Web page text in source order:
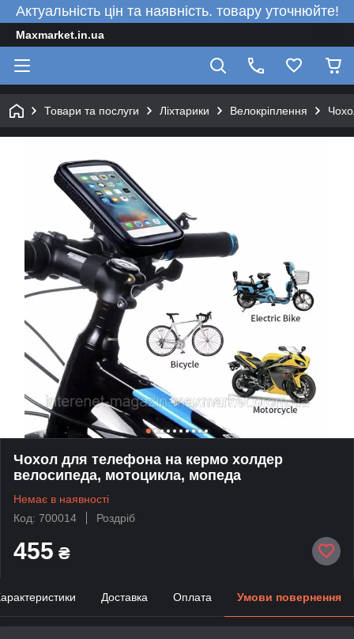
Актуальність цін та наявність. товару уточнюйте!
Maxmarket.in.ua
Товари та послуги Ліхтарики Велокріплення
Чохол для телефона на кермо холдер
велосипеда, мотоцикла, мопеда
Немає в наявності
Код: 700014
Роздріб
455 ₴
Доставка Оплата Умови повернення